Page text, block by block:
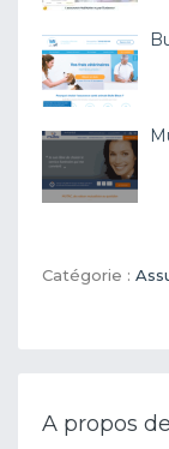
Catégorie :
A propos